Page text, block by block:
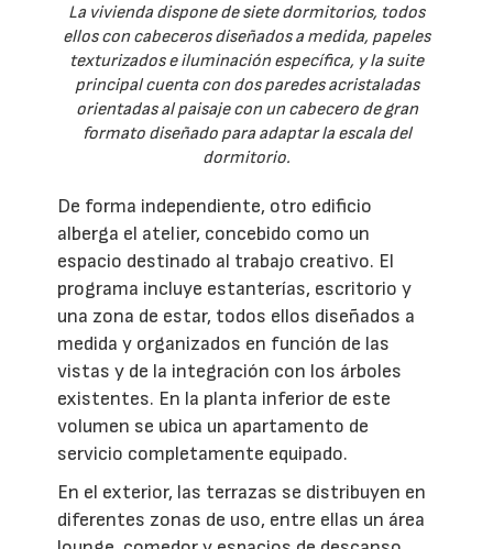
La vivienda dispone de siete dormitorios, todos
ellos con cabeceros diseñados a medida, papeles
texturizados e iluminación específica, y la suite
principal cuenta con dos paredes acristaladas
orientadas al paisaje con un cabecero de gran
formato diseñado para adaptar la escala del
dormitorio.
De forma independiente, otro edificio
alberga el atelier, concebido como un
espacio destinado al trabajo creativo. El
programa incluye estanterías, escritorio y
una zona de estar, todos ellos diseñados a
medida y organizados en función de las
vistas y de la integración con los árboles
existentes. En la planta inferior de este
volumen se ubica un apartamento de
servicio completamente equipado.
En el exterior, las terrazas se distribuyen en
diferentes zonas de uso, entre ellas un área